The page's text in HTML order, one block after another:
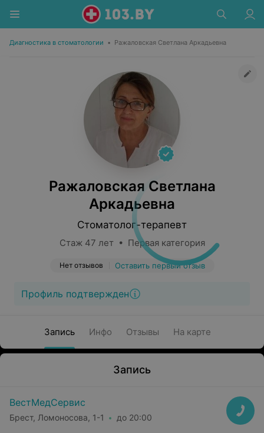
Диагностика в стоматологии • Ражаловская Светлана Аркадьевна
Ражаловская Светлана
Аркадьевна
Стоматолог-терапевт
Стаж 47 лет • Первая категория
Нет отзывов Оставить первый отзыв
Профиль подтвержден
Запись Инфо Отзывы На карте
Запись
ВестМедСервис
Брест, Ломоносова, 1-1 до 20:00